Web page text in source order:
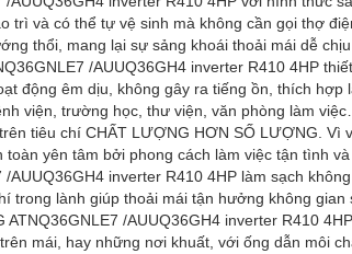
trì và có thể tự vệ sinh mà không cần gọi thợ
thổi, mang lại sự sảng khoái thoải mái dễ
/AUUQ36GH4 inverter R410 4HP
động êm dịu, không gây ra tiếng ồn, thích hợp
viện, trường học, thư viện, văn phòng làm
tiêu chí CHẤT LƯỢNG HƠN SỐ LƯỢNG. Vì
toàn yên tâm bởi phong cách làm việc tận tình
/AUUQ36GH4 inverter R410 4HP làm sạch
trong lành giúp thoải mái tận hưởng không
ATNQ36GNLE7 /AUUQ36GH4 inverter R410
mái, hay những nơi khuất, với ống dẫn môi
Cho
cho
Gọi
xe máy gia lai>> cho thuê xe máy tại
lai
xe máy gia lai rất nhiều xe mới, đẹp,
phong phú về kiểu dáng